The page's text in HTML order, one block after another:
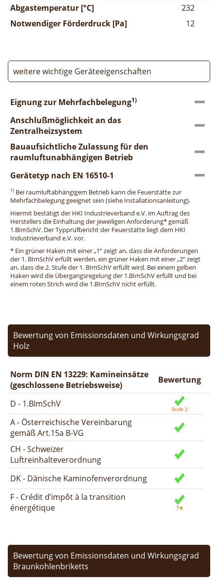
Abgastemperatur [°C]
232
Notwendiger Förderdruck [Pa]
12
weitere wichtige Geräteeigenschaften
Eignung zur Mehrfachbelegung1)
Anschlußmöglichkeit an das
Zentralheizsystem
Bauaufsichtliche Zulassung für den
raumluftunabhängigen Betrieb
Gerätetyp nach EN 16510-1
1) Bei raumluftabhängigem Betrieb kann die Feuerstätte zur
Mehrfachbelegung geeignet sein (siehe Installationsanleitung).
Hiermit bestätigt der HKI Industrieverband e.V. im Auftrag des
Herstellers die Einhaltung der jeweiligen Anforderung* gemäß
1.BImSchV. Der Typprüfbericht der Feuerstätte liegt dem HKI
Industrieverband e.V. vor.
* Ein grüner Haken mit einer „1“ zeigt an, dass die Anforderungen
der 1. BImSchV erfüllt werden, ein grüner Haken mit einer „2“ zeigt
an, dass die 2. Stufe der 1. BImSchV erfüllt wird. Bei einem gelben
Haken wird die Übergangsregelung der 1.BImSchV erfüllt und bei
einem roten Strich wird die 1.BImSchV nicht erfüllt.
Bewertung von Emissionsdaten und Wirkungsgrad
Holz
Norm DIN EN 13229: Kamineinsätze
(geschlossene Betriebsweise)
Bewertung
D - 1.BImSchV
A - Österreichische Vereinbarung
gemäß Art.15a B-VG
CH - Schweizer
Luftreinhalteverordnung
DK - Dänische Kaminofenverordnung
F - Crédit d’impôt à la transition
énergétique
Bewertung von Emissionsdaten und Wirkungsgrad
Braunkohlenbriketts